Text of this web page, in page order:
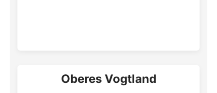
Oberes Vogtland